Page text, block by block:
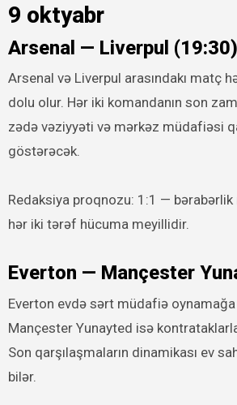
9 oktyabr
Arsenal — Liverpul (19:30)
Arsenal və Liverpul arasındakı matç
dolu olur. Hər iki komandanın son
zədə vəziyyəti və mərkəz müdafiəsi
göstərəcək.
Redaksiya proqnozu: 1:1 — bərabərlik
hər iki tərəf hücuma meyillidir.
Everton — Mançester
Everton evdə sərt müdafiə oynamağa
Mançester Yunayted isə
Son qarşılaşmaların dinamikası ev
bilər.